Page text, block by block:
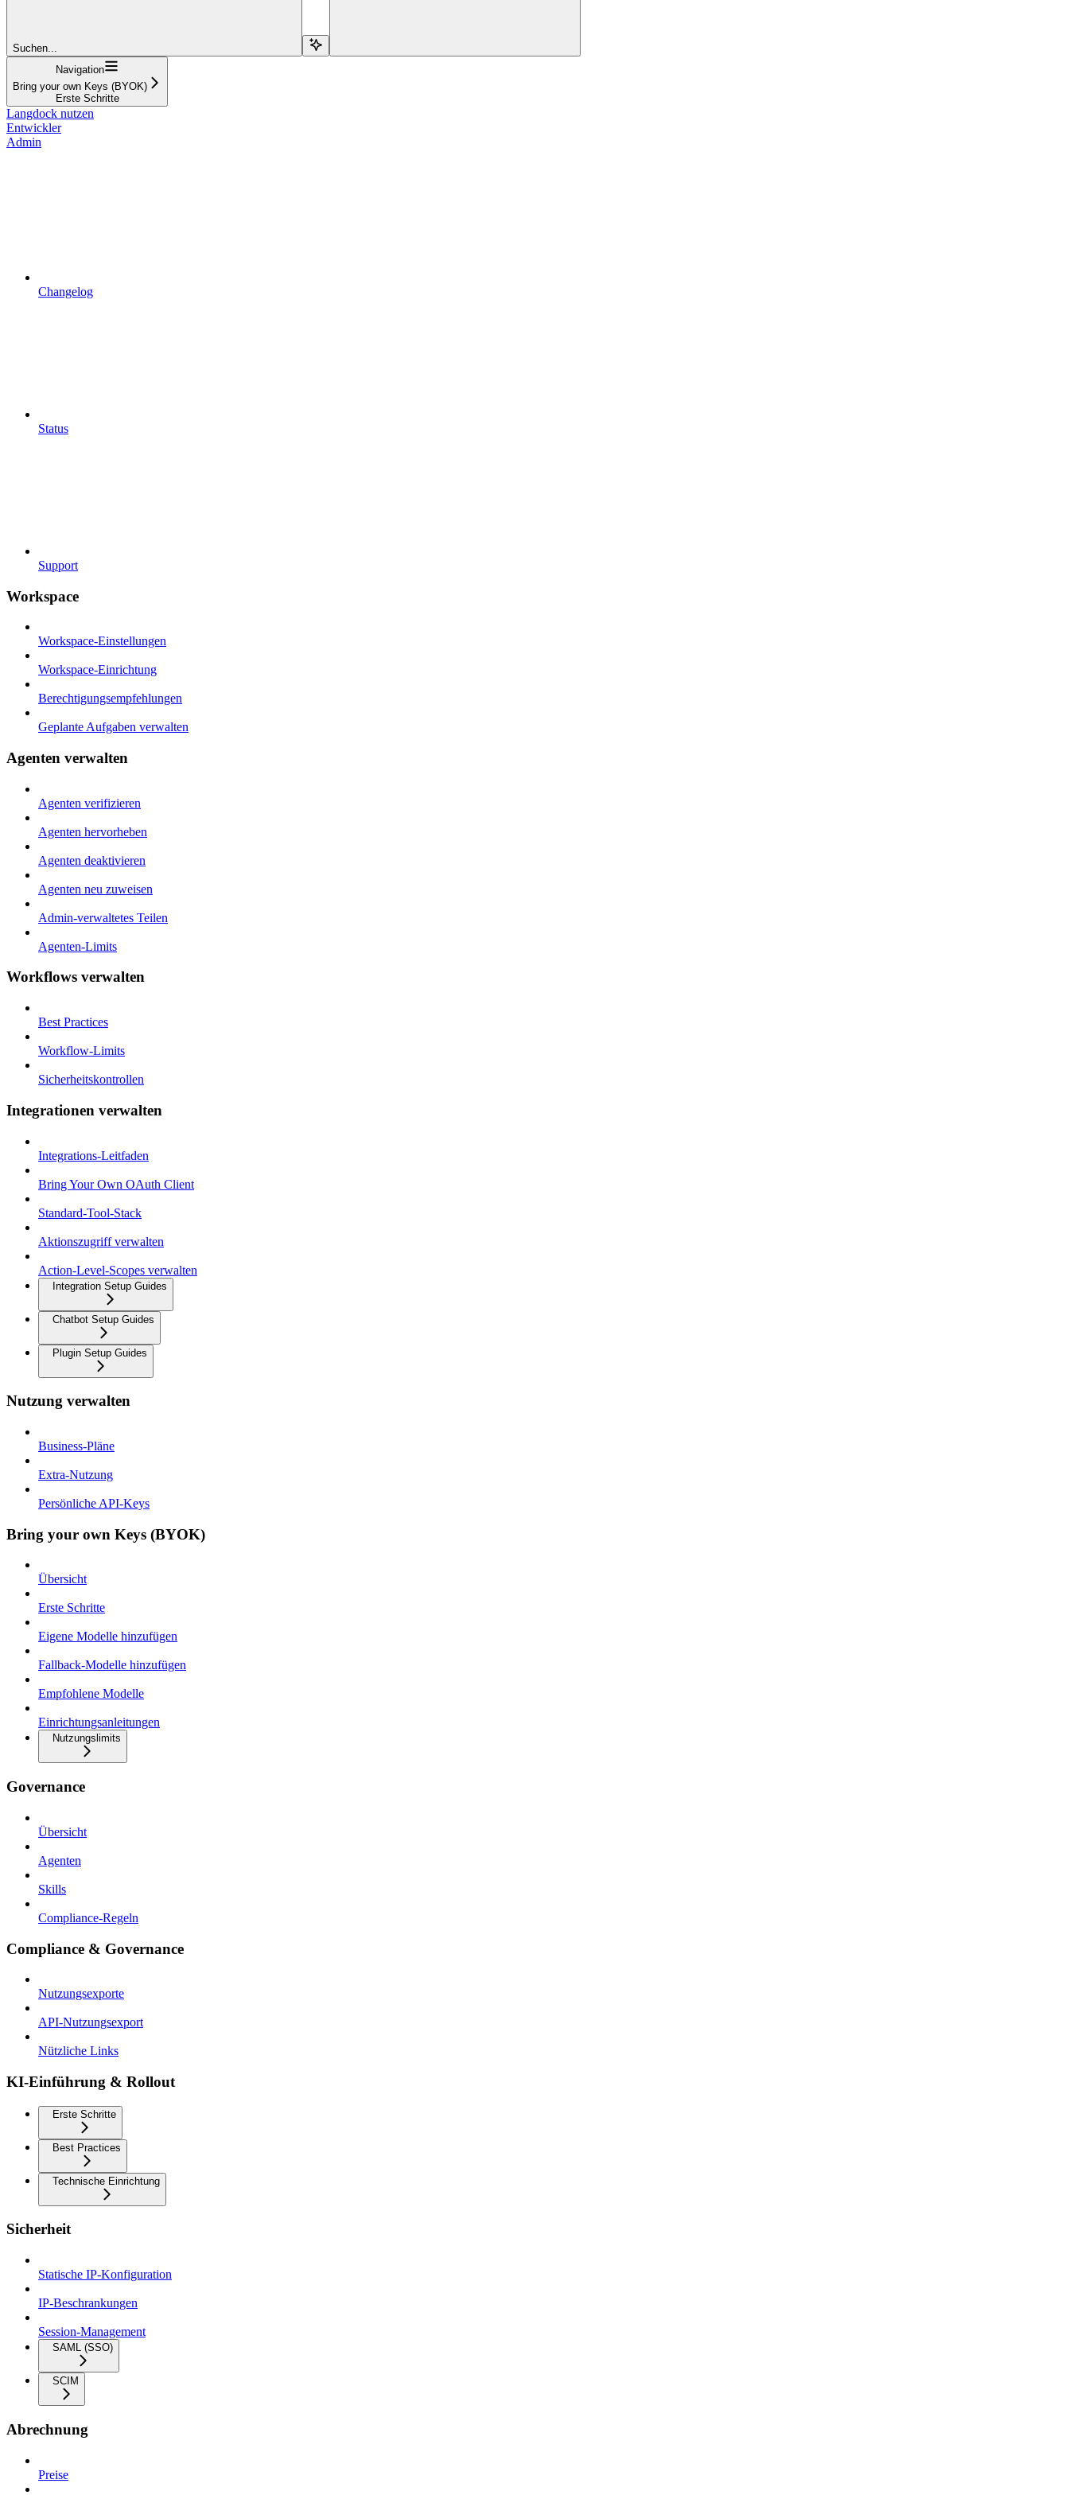
Suchen...
Navigation
Bring your own Keys (BYOK)
Erste Schritte
Langdock nutzen
Entwickler
Admin
Changelog
Status
Support
Workspace
Workspace-Einstellungen
Workspace-Einrichtung
Berechtigungsempfehlungen
Geplante Aufgaben verwalten
Agenten verwalten
Agenten verifizieren
Agenten hervorheben
Agenten deaktivieren
Agenten neu zuweisen
Admin-verwaltetes Teilen
Agenten-Limits
Workflows verwalten
Best Practices
Workflow-Limits
Sicherheitskontrollen
Integrationen verwalten
Integrations-Leitfaden
Bring Your Own OAuth Client
Standard-Tool-Stack
Aktionszugriff verwalten
Action-Level-Scopes verwalten
Integration Setup Guides
Chatbot Setup Guides
Plugin Setup Guides
Nutzung verwalten
Business-Pläne
Extra-Nutzung
Persönliche API-Keys
Bring your own Keys (BYOK)
Übersicht
Erste Schritte
Eigene Modelle hinzufügen
Fallback-Modelle hinzufügen
Empfohlene Modelle
Einrichtungsanleitungen
Nutzungslimits
Governance
Übersicht
Agenten
Skills
Compliance-Regeln
Compliance & Governance
Nutzungsexporte
API-Nutzungsexport
Nützliche Links
KI-Einführung & Rollout
Erste Schritte
Best Practices
Technische Einrichtung
Sicherheit
Statische IP-Konfiguration
IP-Beschrankungen
Session-Management
SAML (SSO)
SCIM
Abrechnung
Preise